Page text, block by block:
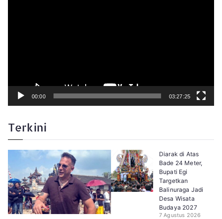
00:00 03:27:25
Terkini
Diarak di Atas
Bade 24 Meter,
Bupati Egi
Targetkan
Balinuraga Jadi
Desa Wisata
Budaya 2027
7 Agustus 2026